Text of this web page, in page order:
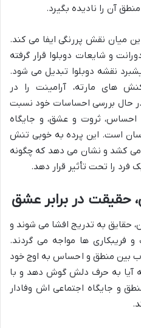
آن را نادیده بگیرد.
میان نقش پررنگی ایفا می کند.
و شایعات دوبلوا قرار گرفته
نقشه دوبلوا تبدیل می شود.
های مارته، آرامینت را در
حال بررسی احساسات خود نسبت
ثروت و عشق، و جایگاه
است. این پرده به خوبی تنش
می کشد و نشان می دهد که چگونه
فرد را تحت تأثیر قرار دهد.
حقیقت در برابر عشق
حقایق به تدریج افشا می شوند و
فریبکاری ها مواجه می گردند.
بین منطق و احساس به اوج خود
آیا به حرف دلش گوش دهد و با
و جایگاه اجتماعی اش وفادار